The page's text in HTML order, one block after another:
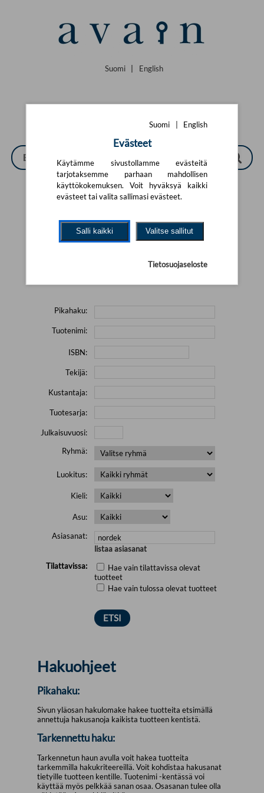
Suomi English
Tarkennettu haku
Yhtään tuotetta ei löytynyt. Yritä uutta hakua alla olevalla
Yritä hakea pienemmällä määrällä hakutekijöitä ja jätä
Pikahaku:
Tuotenimi:
ISBN:
Tekijä:
Kustantaja:
Tuotesarja:
Julkaisuvuosi:
Ryhmä:
Luokitus:
Kieli:
Asu:
Asiasanat:
listaa asiasanat
Tilattavissa:
Hae vain tilattavissa olevat
tuotteet
Hae vain tulossa olevat tuotteet
Hakuohjeet
Pikahaku:
Sivun yläosan hakulomake hakee tuotteita etsimällä
annettuja hakusanoja kaikista tuotteen kentistä.
Tarkennettu haku:
Tarkennetun haun avulla voit hakea tuotteita
tarkemmilla hakukriteereillä. Voit kohdistaa hakusanat
tietyille tuotteen kentille. Tuotenimi -kentässä voi
käyttää myös pelkkää sanan osaa. Osasanan tulee olla
Suomi | English
Evästeet
Käytämme sivustollamme evästeitä
tarjotaksemme parhaan mahdollisen
käyttökokemuksen. Voit hyväksyä kaikki
evästeet tai valita sallimasi evästeet.
Salli kaikki Valitse sallitut
Tietosuojaseloste